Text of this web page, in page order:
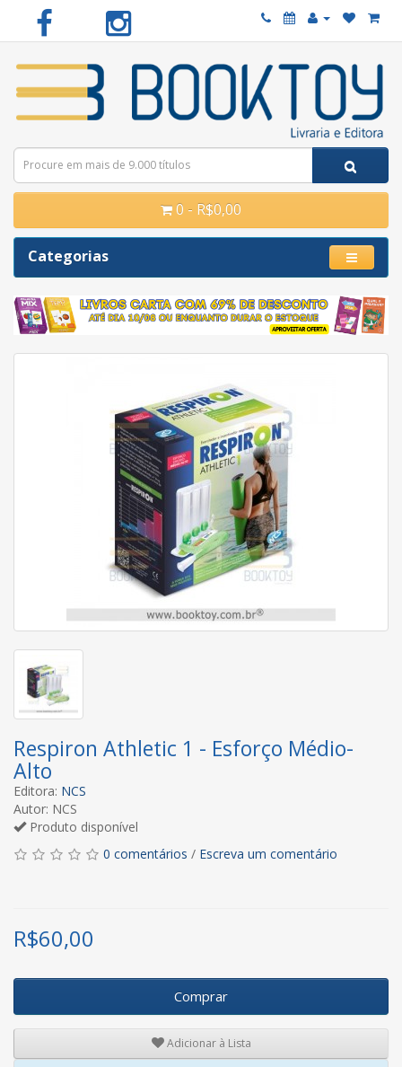
0 - R$0,00
Categorias
Respiron Athletic 1 - Esforço Médio-
Alto
Editora: NCS
Autor: NCS
Produto disponível
0 comentários / Escreva um comentário
R$60,00
Comprar
Adicionar à Lista